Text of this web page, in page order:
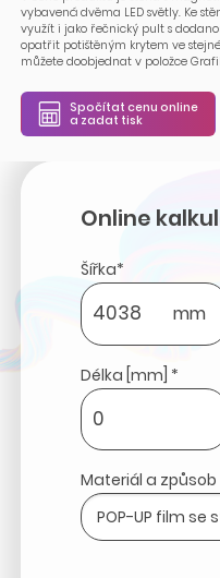
vybavená dvěma LED světly. Ke
využít i jako řečnický pult s
opatřit potištěným krytem ve
můžete doobjednat v položce
Spočítat cenu online
a zadat tisk
Online
Šířka*
mm
Délka [mm] *
Materiál a způsob